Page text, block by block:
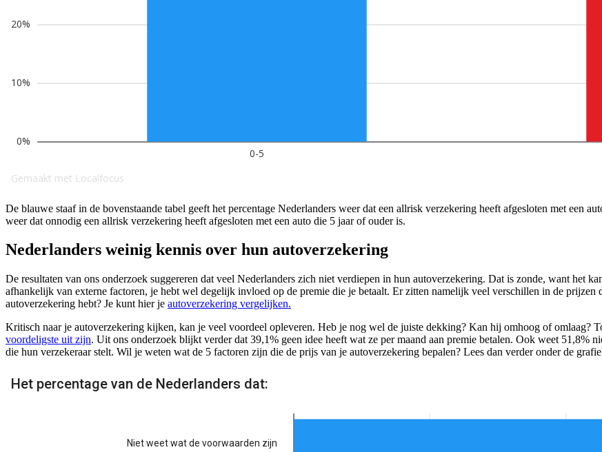
De blauwe staaf in de bovenstaande tabel geeft het percentage Nederlanders weer dat een allrisk verzekering heeft afgesloten met een
weer dat onnodig een allrisk verzekering heeft afgesloten met een auto die 5 jaar of ouder is.
Nederlanders weinig kennis over hun autoverzekering
De resultaten van ons onderzoek suggereren dat veel Nederlanders zich niet verdiepen in hun autoverzekering. Dat is zonde, want het
afhankelijk van externe factoren, je hebt wel degelijk invloed op de premie die je betaalt. Er zitten namelijk veel verschillen in de
autoverzekering hebt? Je kunt hier je autoverzekering vergelijken.
Kritisch naar je autoverzekering kijken, kan je veel voordeel opleveren. Heb je nog wel de juiste dekking? Kan hij omhoog of omlaag?
voordeligste uit zijn. Uit ons onderzoek blijkt verder dat 39,1% geen idee heeft wat ze per maand aan premie betalen. Ook weet 51,8%
die hun verzekeraar stelt. Wil je weten wat de 5 factoren zijn die de prijs van je autoverzekering bepalen? Lees dan verder onder de